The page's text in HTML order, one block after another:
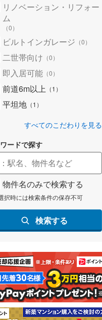
分 他
土地面積 490m
他
リノベーション・リフォー
ム
（0）
ビルトインガレージ （0）
二世帯向け （0）
即入居可能 （0）
前道6m以上 （1 ）
平坦地 （1 ）
すべてのこだわりを見る
ードで探す
物件名のみで検索する
択時には検索条件の保存不可
検索する